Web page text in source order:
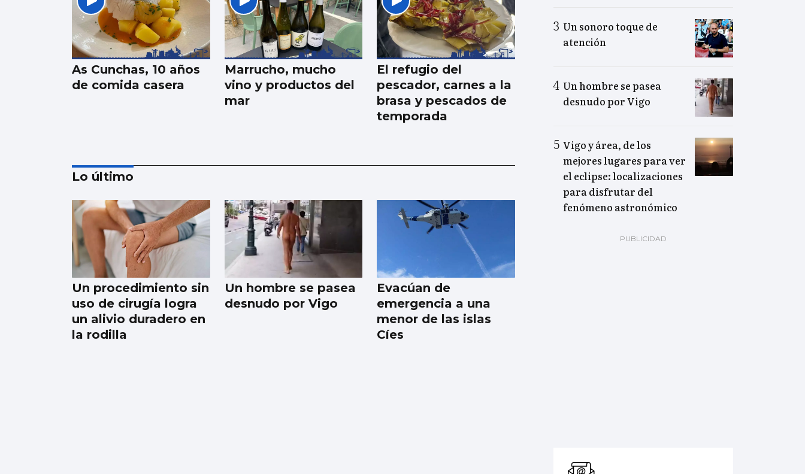
As Cunchas, 10 años
de comida casera
Marrucho, mucho
vino y productos del
mar
El refugio del
pescador, carnes a la
brasa y pescados de
temporada
Albanta, cocina única
y exclusivamente de
leña
Lo último
Un procedimiento sin
uso de cirugía logra
un alivio duradero en
la rodilla
Un hombre se pasea
desnudo por Vigo
Evacúan de
emergencia a una
menor de las islas
Cíes
Un sonoro toque de
atención
Un hombre se pasea
desnudo por Vigo
Vigo y área, de los
mejores lugares para ver
el eclipse: localizaciones
para disfrutar del
fenómeno astronómico